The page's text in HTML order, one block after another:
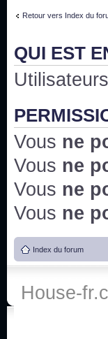
Retour vers Index du
QUI EST
Vous ne
Vous ne
Vous ne
Vous ne
Index du forum
House-